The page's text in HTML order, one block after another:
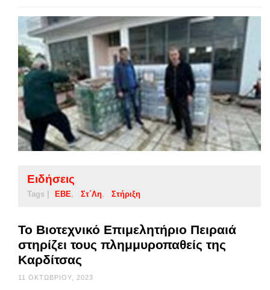
Ειδήσεις
Tags | ΕΒΕ Στ΄λη Στήριξη
Το Βιοτεχνικό Επιμελητήριο Πειραιά
στηρίζει τους πλημμυροπαθείς της
Καρδίτσας
11 ΟΚΤΩΒΡΊΟΥ, 2023